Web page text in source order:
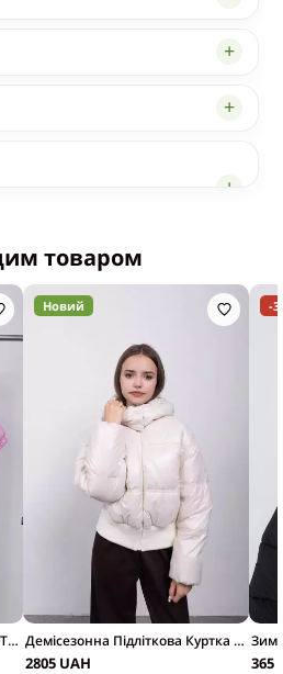
товаром
Зимовий Дитячий Комплект «Террі»
Новий
Демісезонна Підліткова Куртка «Ізольда»
2805 UAH
-
365